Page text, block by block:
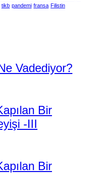
tikb pandemi fransa Filistin
Vadediyor?
Bir
-III
Bir